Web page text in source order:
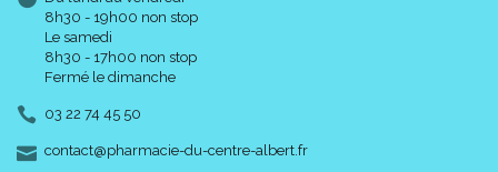
8h30 - 19h00 non stop
Le samedi
8h30 - 17h00 non stop
Fermé le dimanche
03 22 74 45 50
contact-
@-
pharmacie-du-centre-albert.fr